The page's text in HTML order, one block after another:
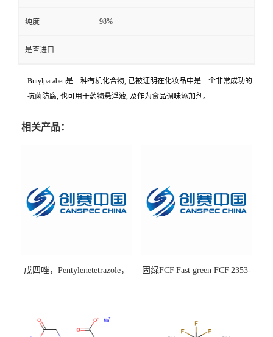
纯度 98%
是否进口
Butylparaben是一种有机化合物, 已被证明在化妆品中是一个非常成功的
抗菌防腐, 也可用于药物悬浮液, 及作为食品调味添加剂。
相关产品：
戊四唑，Pentylenetetrazole，
固绿FCF|Fast green FCF|2353-